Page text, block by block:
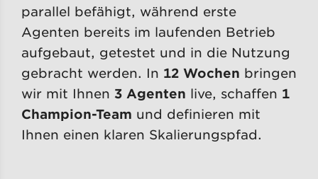
parallel befähigt, während erste
Agenten bereits im laufenden Betrieb
aufgebaut, getestet und in die Nutzung
gebracht werden. In 12 Wochen bringen
wir mit Ihnen 3 Agenten live, schaffen 1
Champion-Team und definieren mit
Ihnen einen klaren Skalierungspfad.